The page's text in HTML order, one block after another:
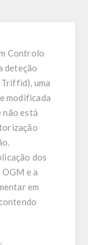
Controlo
deteção
uma
modificada
não está
dos
e a
em